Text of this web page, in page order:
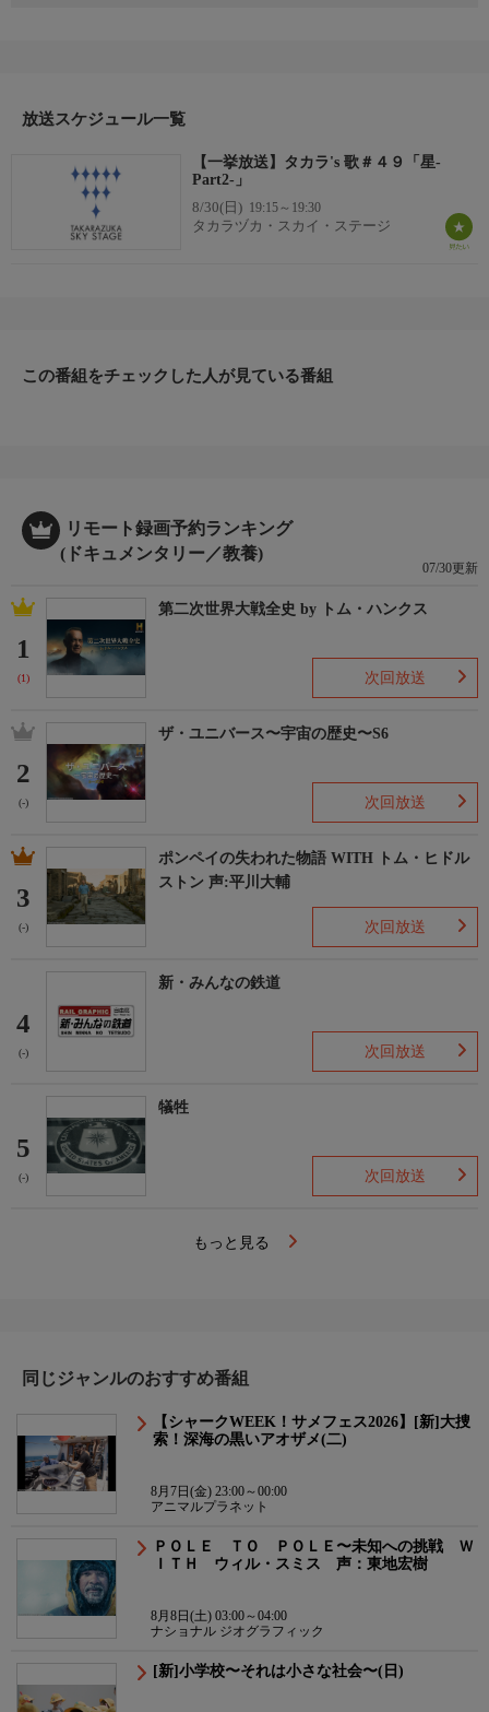
放送スケジュール一覧
【一挙放送】タカラ's 歌＃４９「星-
Part2-」
8/30(日) 19:15～19:30
タカラヅカ・スカイ・ステージ
この番組をチェックした人が見ている番組
リモート録画予約ランキング
(ドキュメンタリー／教養)
07/30更新
1
(1)
第二次世界大戦全史 by トム・ハンクス
次回放送
2
(-)
ザ・ユニバース〜宇宙の歴史〜S6
次回放送
3
(-)
ポンペイの失われた物語 WITH トム・ヒドル
ストン 声:平川大輔
次回放送
4
(-)
新・みんなの鉄道
次回放送
5
(-)
犠牲
次回放送
もっと見る
同じジャンルのおすすめ番組
【シャークWEEK！サメフェス2026】[新]大捜
索！深海の黒いアオザメ(二)
8月7日(金) 23:00～00:00
アニマルプラネット
ＰＯＬＥ ＴＯ ＰＯＬＥ〜未知への挑戦 Ｗ
ＩＴＨ ウィル・スミス 声：東地宏樹
8月8日(土) 03:00～04:00
ナショナル ジオグラフィック
[新]小学校〜それは小さな社会〜(日)